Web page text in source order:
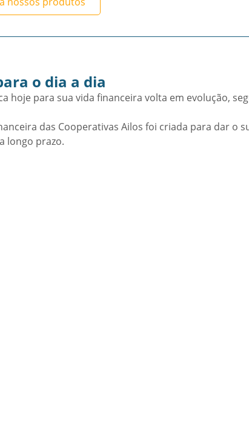
o dia a dia
hoje para sua vida financeira volta em evolução,
das Cooperativas Ailos foi criada para dar o
longo prazo.